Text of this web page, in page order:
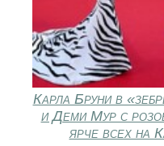
Карла Бруни в
и Деми Мур с
ярче всех на